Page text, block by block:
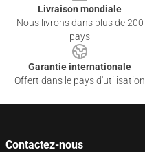
Livraison mondiale
Nous livrons dans plus de 200
pays
Garantie internationale
Offert dans le pays d'utilisation
Contactez-nous